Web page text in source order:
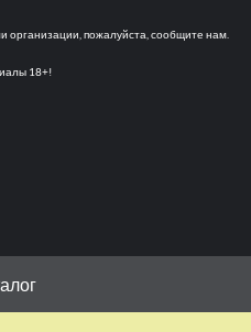
пожалуйста, сообщите нам.
18+!